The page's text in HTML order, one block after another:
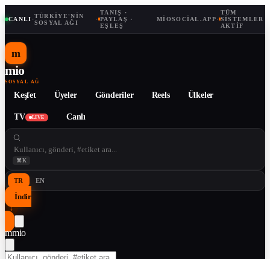
CANLI ·TÜRKIYE'NIN
SOSYAL AĞI
·
TANIŞ ·
PAYLAŞ ·
EŞLEŞ
MIOSOCIAL.APP·
TÜM
SISTEMLER
AKTIF
m
mio
SOSYAL AĞ
Keşfet Üyeler Gönderiler Reels Ülkeler
TV LIVE Canlı
⌘K
TR EN
İndir
↓
mmio